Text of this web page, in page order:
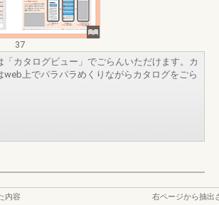
37
「カタログビュー」でごらんいただけます。カ
web上でパラパラめくりながらカタログをごら
内容
右ページから抽出